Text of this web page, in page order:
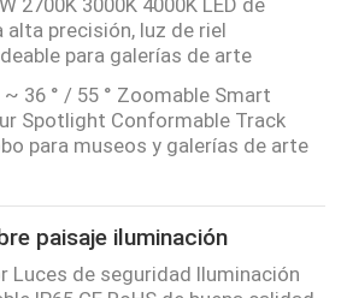
2700K 3000K 4000K LED de
precisión, luz de riel
para galerías de arte
36 ° / 55 ° Zoomable Smart
Spotlight Conformable Track
para museos y galerías de arte
paisaje iluminación
Luces de seguridad Iluminación